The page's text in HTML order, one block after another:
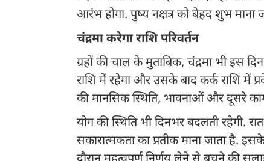
आरंभ होगा. पुष्य नक्षत्र को बेहद शुभ
चंद्रमा करेगा राशि परिवर्तन
ग्रहों की चाल के मुताबिक, चंद्रमा भी इस
राशि में रहेगा और उसके बाद कर्क राशि में
की मानसिक स्थिति, भावनाओं और दूसरे
योग की स्थिति भी दिनभर बदलती रहेगी.
सकारात्मकता का प्रतीक माना जाता है.